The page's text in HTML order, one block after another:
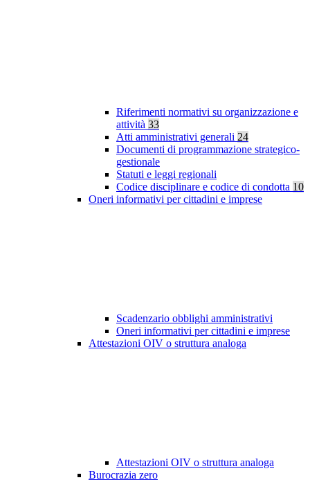
Riferimenti normativi su organizzazione e
attività 33
Atti amministrativi generali 24
Documenti di programmazione strategico-
gestionale
Statuti e leggi regionali
Codice disciplinare e codice di condotta 10
Oneri informativi per cittadini e imprese
Scadenzario obblighi amministrativi
Oneri informativi per cittadini e imprese
Attestazioni OIV o struttura analoga
Attestazioni OIV o struttura analoga
Burocrazia zero